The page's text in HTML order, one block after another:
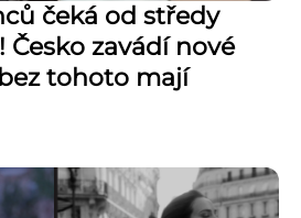
čeká od středy
zavádí nové
tohoto mají